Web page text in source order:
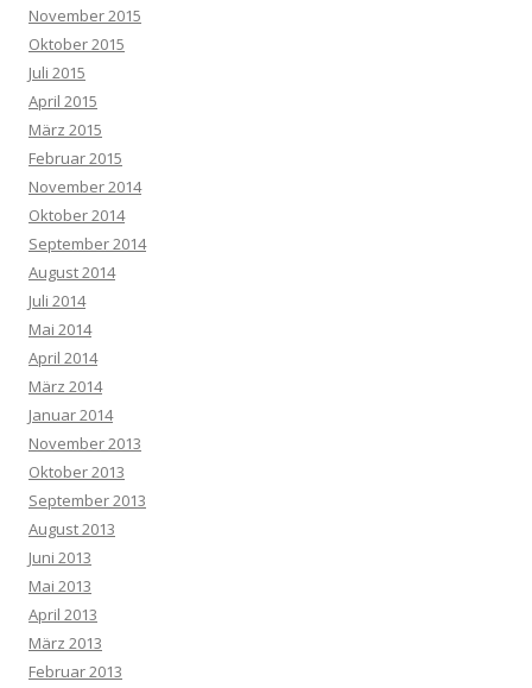
November 2015
Oktober 2015
Juli 2015
April 2015
März 2015
Februar 2015
November 2014
Oktober 2014
September 2014
August 2014
Juli 2014
Mai 2014
April 2014
März 2014
Januar 2014
November 2013
Oktober 2013
September 2013
August 2013
Juni 2013
Mai 2013
April 2013
März 2013
Februar 2013